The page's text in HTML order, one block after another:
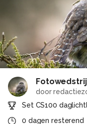
door
Set CS100
0 dagen resterend